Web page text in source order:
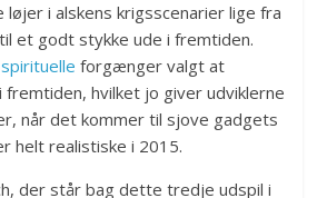
i alskens krigsscenarier lige fra
et godt stykke ude i fremtiden.
spirituelleforgænger valgt at
fremtiden, hvilket jo giver udviklerne
når det kommer til sjove gadgets
helt realistiske i 2015.
der står bag dette tredje udspil i